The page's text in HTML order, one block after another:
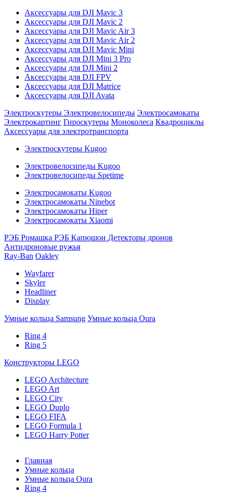
Аксессуары для DJI Mavic 3
Аксессуары для DJI Mavic 2
Аксессуары для DJI Mavic Air 3
Аксессуары для DJI Mavic Air 2
Аксессуары для DJI Mavic Mini
Аксессуары для DJI Mini 3 Pro
Аксессуары для DJI Mini 2
Аксессуары для DJI FPV
Аксессуары для DJI Matrice
Аксессуары для DJI Avata
Электроскутеры Электровелосипеды Электросамокаты
Электрокартинг Гироскутеры Моноколеса Квадроциклы
Аксессуары для электротранспорта
Электроскутеры Kugoo
Электровелосипеды Kugoo
Электровелосипеды Spetime
Электросамокаты Kugoo
Электросамокаты Ninebot
Электросамокаты Hiper
Электросамокаты Xiaomi
РЭБ Ромашка РЭБ Капюшон Детекторы дронов
Антидроновые ружья
Ray-Ban Oakley
Wayfarer
Skyler
Headliner
Display
Умные кольца Samsung Умные кольца Oura
Ring 4
Ring 5
Конструкторы LEGO
LEGO Architecture
LEGO Art
LEGO City
LEGO Duplo
LEGO FIFA
LEGO Formula 1
LEGO Harry Potter
Главная
Умные кольца
Умные кольца Oura
Ring 4